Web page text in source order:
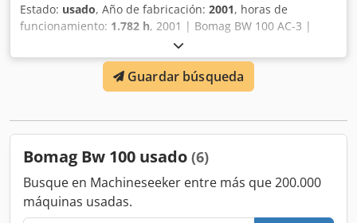
Estado: usado, Año de fabricación: 2001, horas de
funcionamiento: 1.782 h, 2001 | Bomag BW 100 AC-3 |
Rodillo compactador combinado usado | 1782 horas 📍
Ubicación: Francia 🚛 Entrega disponible a su destino:
¡utilice nuestra calculadora de envío para estimar los
costos de transporte! 💰 Compre ahora por 6500 EUR o
disponible por una tarifa asequible (sujeto a aprobación)*
independiente 41 puntos de inspección: 36 aprobados ✅,
5 con deficiencias ℹ️, 0 problemas ⚠️ 📌 Comentario del
inspector: La máquina está en buen estado mecánico y es
operativa, pero necesita algunas reparaciones menores
Guardar búsqueda
Bomag Bw 100 usado (6)
Busque en Machineseeker entre más que 200.000
máquinas usadas.